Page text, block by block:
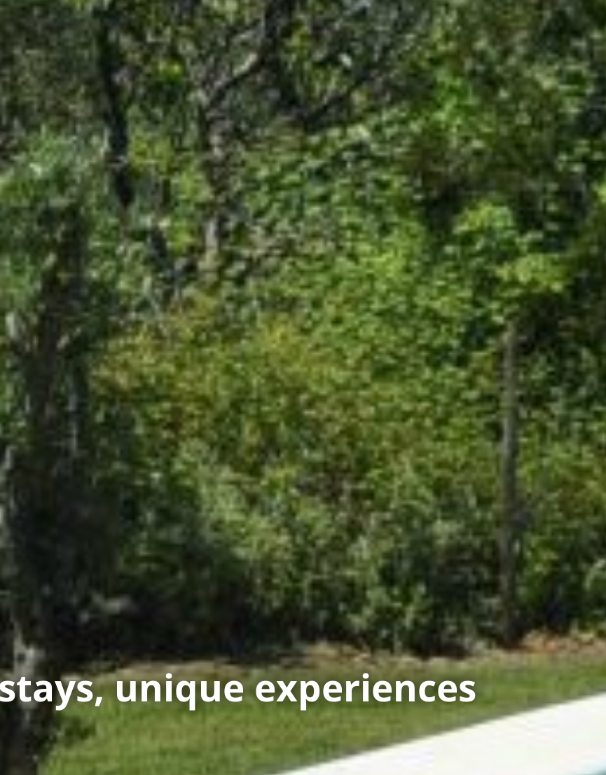
unique experiences